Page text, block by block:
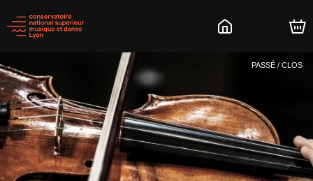
PASSÉ / CLOS